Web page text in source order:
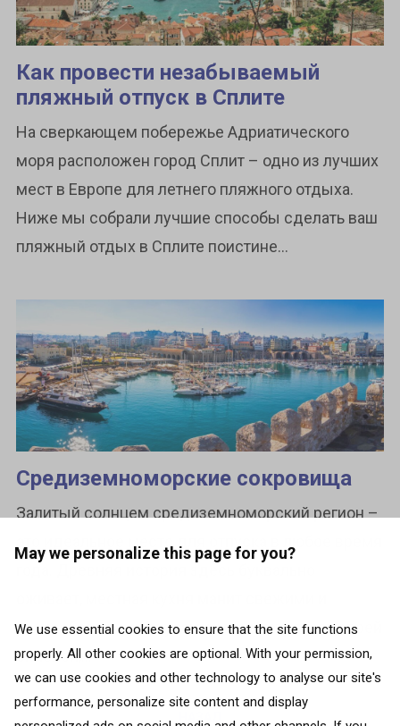
May we personalize this page for you?
We use essential cookies to ensure that the site functions
properly. All other cookies are optional. With your permission,
we can use cookies and other technology to analyse our site's
performance, personalize site content and display
Как провести незабываемый
пляжный отпуск в Сплите
На сверкающем побережье Адриатического
моря расположен город Сплит – одно из лучших
мест в Европе для летнего пляжного отдыха.
Ниже мы собрали лучшие способы сделать ваш
пляжный отдых в Сплите поистине...
Средиземноморские сокровища
Залитый солнцем средиземноморский регион –
разнообразными вкусами, море потрясает своей
синевой,...